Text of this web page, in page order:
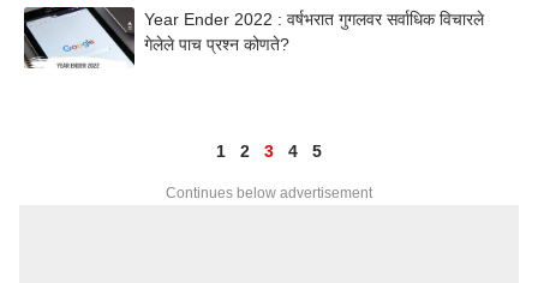
Year Ender 2022 : वर्षभरात गुगलवर सर्वाधिक विचारले
गेलेले पाच प्रश्न कोणते?
1 2 3 4 5
Continues below advertisement